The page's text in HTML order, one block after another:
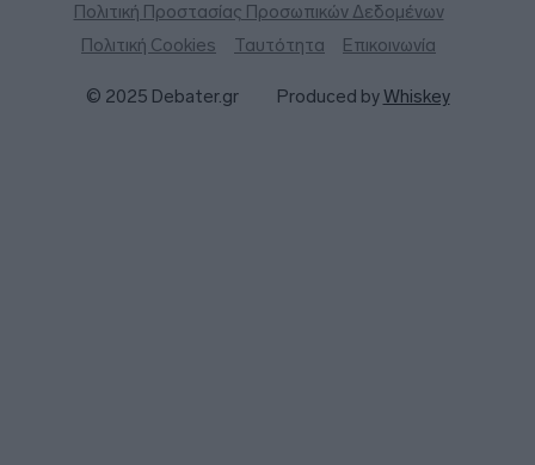
Πολιτική Προστασίας Προσωπικών Δεδομένων
Πολιτική Cookies
Ταυτότητα Επικοινωνία
© 2025 Debater.gr Produced byWhiskey